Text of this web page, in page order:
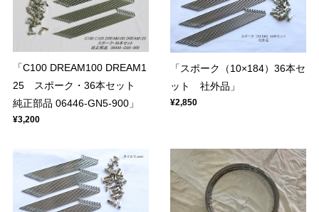
「C100 DREAM100 DREAM1
25 スポーク・36本セット
純正部品 06446-GN5-900」
¥3,200
「スポーク（10×184）36本セ
ット 社外品」
¥2,850